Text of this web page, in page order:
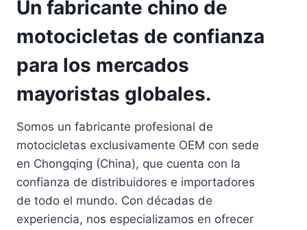
Un fabricante chino de
motocicletas de confianza
para los mercados
mayoristas globales.
Somos un fabricante profesional de
motocicletas exclusivamente OEM con sede
en Chongqing (China), que cuenta con la
confianza de distribuidores e importadores
de todo el mundo. Con décadas de
experiencia, nos especializamos en ofrecer